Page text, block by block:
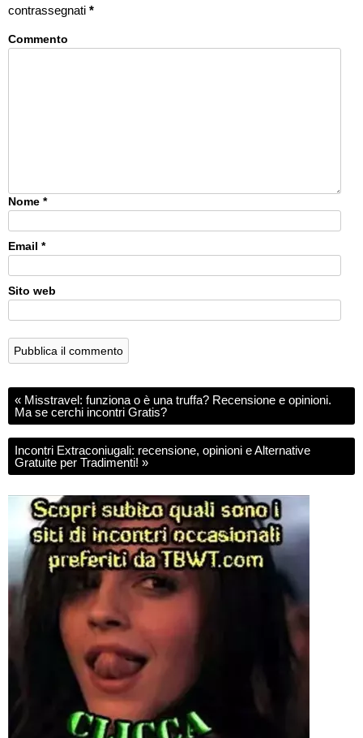
contrassegnati *
Commento
Nome *
Email *
Sito web
« Misstravel: funziona o è una truffa? Recensione e opinioni.
Ma se cerchi incontri Gratis?
Incontri Extraconiugali: recensione, opinioni e Alternative
Gratuite per Tradimenti! »